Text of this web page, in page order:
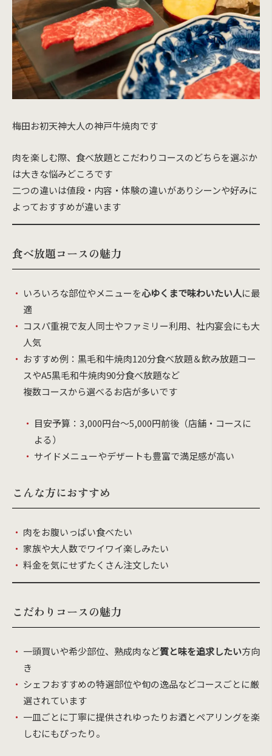
梅田お初天神大人の神戸牛焼肉です
肉を楽しむ際、食べ放題とこだわりコースのどちらを選ぶか
は大きな悩みどころです
二つの違いは値段・内容・体験の違いがありシーンや好みに
よっておすすめが違います
食べ放題コースの魅力
いろいろな部位やメニューを心ゆくまで味わいたい人に最
適
コスパ重視で友人同士やファミリー利用、社内宴会にも大
人気
おすすめ例：黒毛和牛焼肉120分食べ放題＆飲み放題コー
スやA5黒毛和牛焼肉90分食べ放題など
複数コースから選べるお店が多いです
目安予算：3,000円台〜5,000円前後（店舗・コースに
よる）
サイドメニューやデザートも豊富で満足感が高い
こんな方におすすめ
肉をお腹いっぱい食べたい
家族や大人数でワイワイ楽しみたい
料金を気にせずたくさん注文したい
こだわりコースの魅力
一頭買いや希少部位、熟成肉など質と味を追求したい方向
き
シェフおすすめの特選部位や旬の逸品などコースごとに厳
選されています
一皿ごとに丁寧に提供されゆったりお酒とペアリングを楽​​
しむにもぴったり。